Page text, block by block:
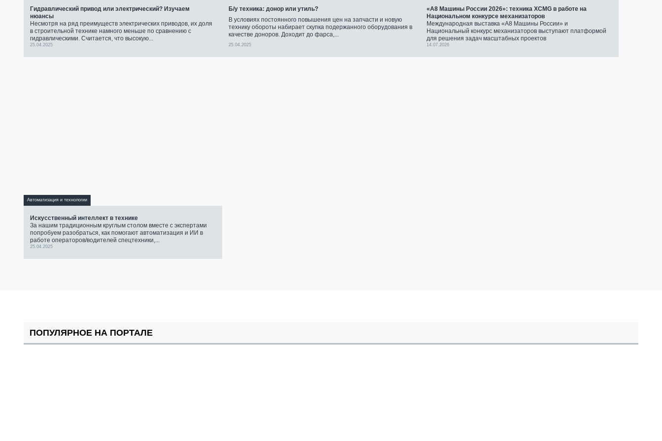
Гидравлический привод или электрический? Изучаем
нюансы
Несмотря на ряд преимуществ электрических приводов, их доля
в строительной технике намного меньше по сравнению с
гидравлическими. Считается, что высокую...
25.04.2025
Б/у техника: донор или утиль?
В условиях постоянного повышения цен на запчасти и новую
технику обороты набирает скупка подержанного оборудования в
качестве доноров. Доходит до фарса,...
25.04.2025
«А8 Машины России 2026»: техника XCMG в работе на
Национальном конкурсе механизаторов
Международная выставка «А8 Машины России» и
Национальный конкурс механизаторов выступают платформой
для решения задач масштабных проектов
14.07.2026
Автоматизация и технологии
Искусственный интеллект в технике
За нашим традиционным круглым столом вместе с экспертами
попробуем разобраться, как помогают автоматизация и ИИ в
работе операторов/водителей спецтехники,...
25.04.2025
ПОПУЛЯРНОЕ НА ПОРТАЛЕ